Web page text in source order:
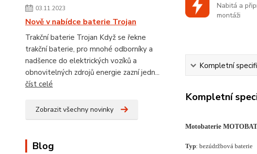
03.11.2023
Nově v nabídce baterie Trojan
Trakční baterie Trojan Když se řekne
trakční baterie, pro mnohé odborníky a
nadšence do elektrických vozíků a
obnovitelných zdrojů energie zazní jedn...
číst celé
Zobrazit všechny novinky
Blog
Nabitá a
montáži
Kompletní
Kompletní
Motobaterie
Typ: bezúdržbová baterie